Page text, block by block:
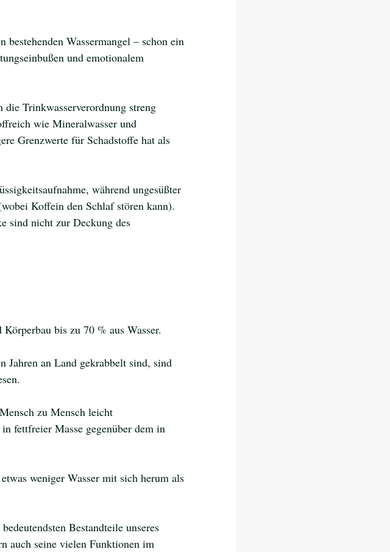
Wassermangel – schon ein
und emotionalem
Trinkwasserverordnung streng
wie Mineralwasser und
Grenzwerte für Schadstoffe hat als
während ungesüßter
Koffein den Schlaf stören kann).
sind nicht zur Deckung des
bis zu 70 % aus Wasser.
Jahren an Land gekrabbelt sind, sind
zu Mensch leicht
fettfreier Masse gegenüber dem in
weniger Wasser mit sich herum als
Bestandteile unseres
auch seine vielen Funktionen im